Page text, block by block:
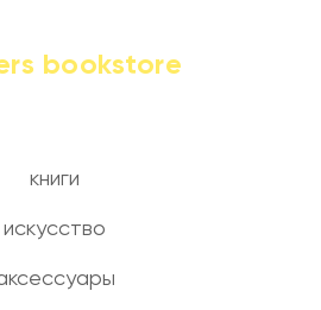
bookstore
книги
искусство